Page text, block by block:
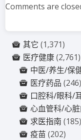
Comments are
其它 (1,371)
医疗健康(2,761)
中医/养生/保
医疗药品 (246)
口腔科/眼科/
心血管科/心
求医指南 (185)
疫苗 (202)